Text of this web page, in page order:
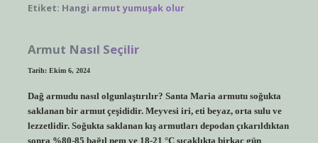
Etiket: Hangi armut yumuşak olur
Armut Nasıl Seçilir
Tarih: Ekim 6, 2024
Dağ armudu nasıl olgunlaştırılır? Santa Maria armutu soğukta
saklanan bir armut çeşididir. Meyvesi iri, eti beyaz, orta sulu ve
lezzetlidir. Soğukta saklanan kış armutları depodan çıkarıldıktan
sonra %80-85 bağıl nem ve 18-21 °C sıcaklıkta birkaç gün